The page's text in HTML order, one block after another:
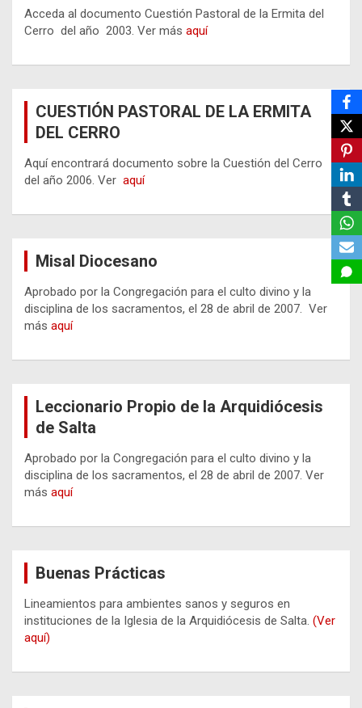
Acceda al documento Cuestión Pastoral de la Ermita del
Cerro del año 2003. Ver más aquí
CUESTIÓN PASTORAL DE LA ERMITA
DEL CERRO
Aquí encontrará documento sobre la Cuestión del Cerro
del año 2006. Ver aquí
Misal Diocesano
Aprobado por la Congregación para el culto divino y la
disciplina de los sacramentos, el 28 de abril de 2007. Ver
más aquí
Leccionario Propio de la Arquidiócesis
de Salta
Aprobado por la Congregación para el culto divino y la
disciplina de los sacramentos, el 28 de abril de 2007. Ver
más aquí
Buenas Prácticas
Lineamientos para ambientes sanos y seguros en
instituciones de la Iglesia de la Arquidiócesis de Salta. (Ver
aquí)